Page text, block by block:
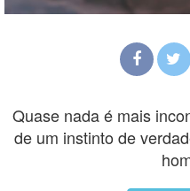
Quase nada é mais
de um instinto de